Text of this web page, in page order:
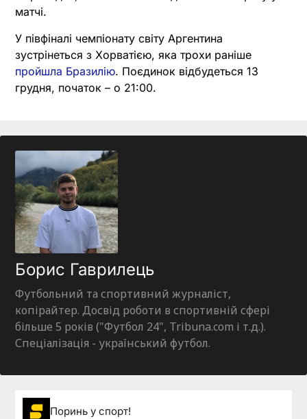
матчі.
У півфіналі чемпіонату світу Аргентина
зустрінеться з Хорватією, яка трохи раніше
пройшла Бразилію. Поєдинок відбудеться 13
грудня, початок – о 21:00.
Борис Гаврилець
Футбольний та спортивний журналіст,
копірайтер. Досвід роботи в спортивній сфері
більше 5 років ("Футбол 24", Tribuna.com і т.д.).
Спеціалізація - український футбол.
Поринь у спорт!